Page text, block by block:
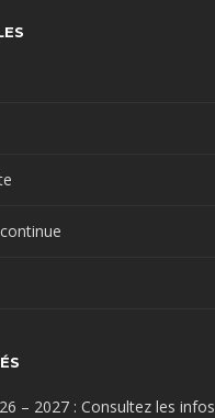
– 2027 : Consultez les infos